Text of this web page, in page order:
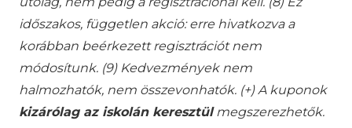
időszakos, független akció: erre hivatkozva a
korábban beérkezett regisztrációt nem
módosítunk. (9) Kedvezmények nem
halmozhatók, nem összevonhatók. (+) A kuponok
kizárólag az iskolán keresztülmegszerezhetők.